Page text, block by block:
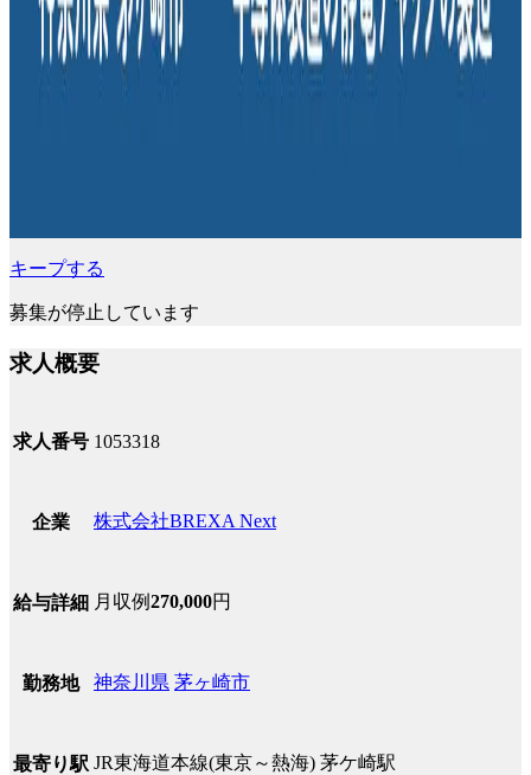
キープする
募集が停止しています
求人概要
求人番号 1053318
企業 株式会社BREXA Next
給与詳細 月収例270,000円
勤務地 神奈川県 茅ヶ崎市
最寄り駅 JR東海道本線(東京～熱海) 茅ケ崎駅